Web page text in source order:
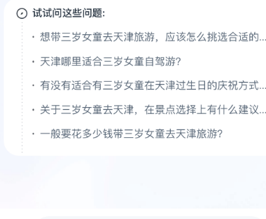
语言的措辞上，甚至是推荐景点的公开信息（如票价
疑之时，淘宝问问并不能及时给出“答案”，甚至存在